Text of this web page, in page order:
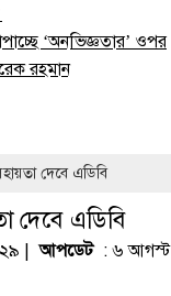
‘অনভিজ্ঞতার’ ওপর
রহমান
দেবে এডিবি
দেবে এডিবি
|আপডেট: ৬ আগস্ট